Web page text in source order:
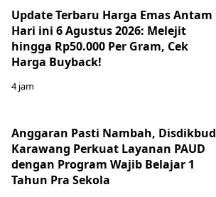
Update Terbaru Harga Emas Antam
Hari ini 6 Agustus 2026: Melejit
hingga Rp50.000 Per Gram, Cek
Harga Buyback!
4 jam
Anggaran Pasti Nambah, Disdikbud
Karawang Perkuat Layanan PAUD
dengan Program Wajib Belajar 1
Tahun Pra Sekola